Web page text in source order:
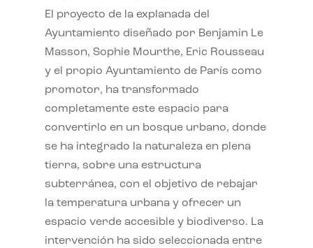
El proyecto de la explanada del
Ayuntamiento diseñado por Benjamin Le
Masson, Sophie Mourthe, Eric Rousseau
y el propio Ayuntamiento de París como
promotor, ha transformado
completamente este espacio para
convertirlo en un bosque urbano, donde
se ha integrado la naturaleza en plena
tierra, sobre una estructura
subterránea, con el objetivo de rebajar
la temperatura urbana y ofrecer un
espacio verde accesible y biodiverso. La
intervención ha sido seleccionada entre